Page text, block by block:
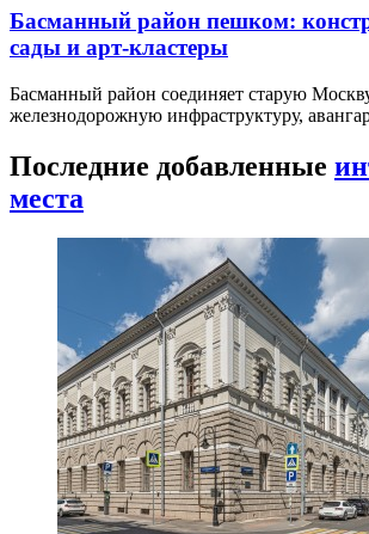
Басманный район пешком:
сады и арт-кластеры
Басманный район соединяет старую
железнодорожную инфраструктуру,
Последние добавленные
места